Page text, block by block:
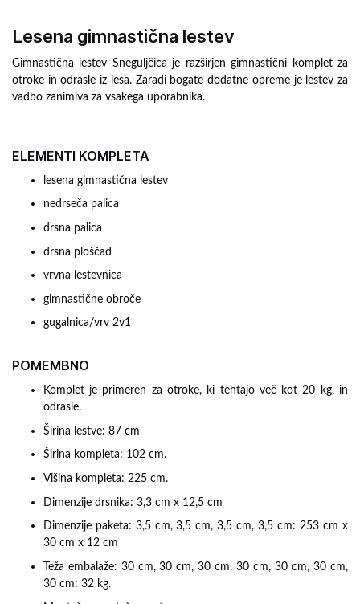
Lesena gimnastična lestev
Gimnastična lestev Sneguljčica je razširjen gimnastični komplet za
otroke in odrasle iz lesa. Zaradi bogate dodatne opreme je lestev za
vadbo zanimiva za vsakega uporabnika.
ELEMENTI KOMPLETA
lesena gimnastična lestev
nedrseča palica
drsna palica
drsna ploščad
vrvna lestevnica
gimnastične obroče
gugalnica/vrv 2v1
POMEMBNO
Komplet je primeren za otroke, ki tehtajo več kot 20 kg, in
odrasle.
Širina lestve: 87 cm
Širina kompleta: 102 cm.
Višina kompleta: 225 cm.
Dimenzije drsnika: 3,3 cm x 12,5 cm
Dimenzije paketa: 3,5 cm, 3,5 cm, 3,5 cm, 3,5 cm: 253 cm x
30 cm x 12 cm
Teža embalaže: 30 cm, 30 cm, 30 cm, 30 cm, 30 cm, 30 cm,
30 cm: 32 kg.